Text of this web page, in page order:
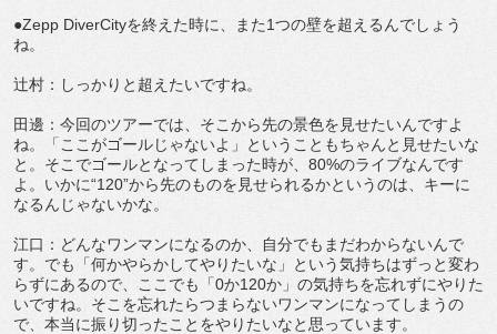
●Zepp DiverCityを終えた時に、また1つの壁を超えるんでしょう
ね。
辻村：しっかりと超えたいですね。
田邊：今回のツアーでは、そこから先の景色を見せたいんですよ
ね。「ここがゴールじゃないよ」ということもちゃんと見せたいな
と。そこでゴールとなってしまった時が、80%のライブなんです
よ。いかに“120”から先のものを見せられるかというのは、キーに
なるんじゃないかな。
江口：どんなワンマンになるのか、自分でもまだわからないんで
す。でも「何かやらかしてやりたいな」という気持ちはずっと変わ
らずにあるので、ここでも「0か120か」の気持ちを忘れずにやりた
いですね。そこを忘れたらつまらないワンマンになってしまうの
で、本当に振り切ったことをやりたいなと思っています。